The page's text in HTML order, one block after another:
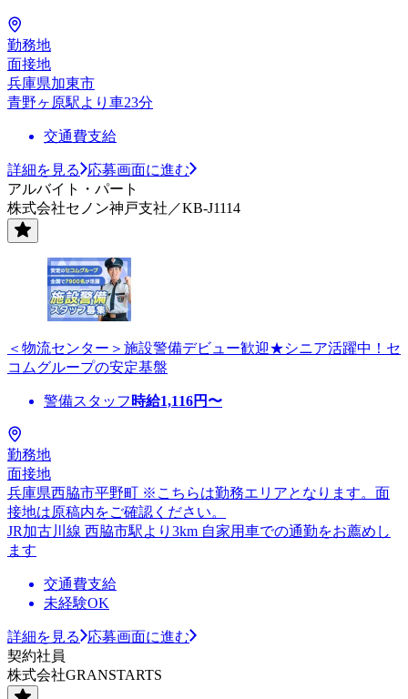
勤務地
面接地
兵庫県加東市
青野ヶ原駅より車23分
交通費支給
詳細を見る
応募画面に進む
アルバイト・パート
株式会社セノン神戸支社／KB-J1114
＜物流センター＞施設警備デビュー歓迎★シニア活躍中！セ
コムグループの安定基盤
警備スタッフ 時給1,116円〜
勤務地
面接地
兵庫県西脇市平野町 ※こちらは勤務エリアとなります。面
接地は原稿内をご確認ください。
JR加古川線 西脇市駅より3km 自家用車での通勤をお薦めし
ます
交通費支給
未経験OK
詳細を見る
応募画面に進む
契約社員
株式会社GRANSTARTS